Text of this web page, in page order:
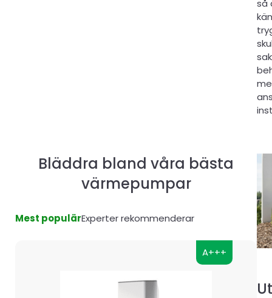
så
Bläddra bland våra bästa
värmepumpar
Mest populärExperter rekommenderar
A+++